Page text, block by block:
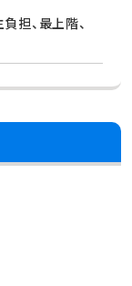
担、最上階、